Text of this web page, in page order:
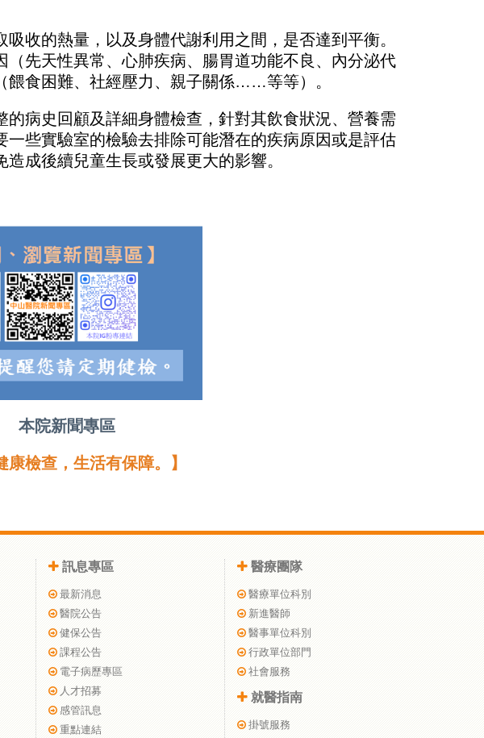
收的熱量，以及身體代謝利用之間，是否達到平衡。
先天性異常、心肺疾病、腸胃道功能不良、內分泌代
餵食困難、社經壓力、親子關係……等等）。
病史回顧及詳細身體檢查，針對其飲食狀況、營養需
些實驗室的檢驗去排除可能潛在的疾病原因或是評估
成後續兒童生長或發展更大的影響。
本院新聞專區
檢查，生活有保障。】
訊息專區
最新消息
醫院公告
健保公告
課程公告
電子病歷專區
人才招募
感管訊息
重點連結
醫療團隊
醫療單位科別
新進醫師
醫事單位科別
行政單位部門
社會服務
就醫指南
掛號服務